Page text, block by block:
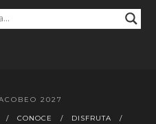
2027
CONOCE
DISFRUTA